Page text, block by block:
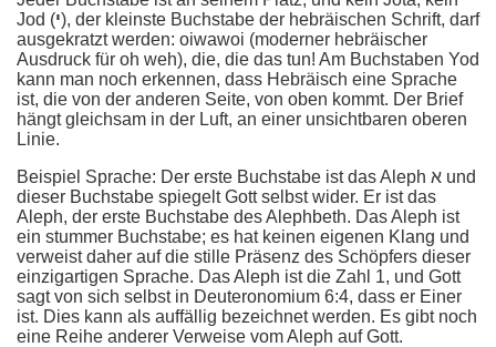
Jod (י), der kleinste Buchstabe der hebräischen Schrift, darf
ausgekratzt werden: oiwawoi (moderner hebräischer
Ausdruck für oh weh), die, die das tun! Am Buchstaben Yod
kann man noch erkennen, dass Hebräisch eine Sprache
ist, die von der anderen Seite, von oben kommt. Der Brief
hängt gleichsam in der Luft, an einer unsichtbaren oberen
Linie.
Beispiel Sprache: Der erste Buchstabe ist das Aleph א und
dieser Buchstabe spiegelt Gott selbst wider. Er ist das
Aleph, der erste Buchstabe des Alephbeth. Das Aleph ist
ein stummer Buchstabe; es hat keinen eigenen Klang und
verweist daher auf die stille Präsenz des Schöpfers dieser
einzigartigen Sprache. Das Aleph ist die Zahl 1, und Gott
sagt von sich selbst in Deuteronomium 6:4, dass er Einer
ist. Dies kann als auffällig bezeichnet werden. Es gibt noch
eine Reihe anderer Verweise vom Aleph auf Gott.